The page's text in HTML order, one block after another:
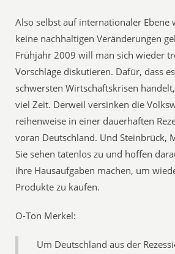
Also selbst auf internationaler Ebene
keine nachhaltigen Veränderungen
Frühjahr 2009 will man sich wieder
Vorschläge diskutieren. Dafür, dass
schwersten Wirtschaftskrisen
viel Zeit. Derweil versinken die
reihenweise in einer dauerhaften
voran Deutschland. Und Steinbrück,
Sie sehen tatenlos zu und hoffen
ihre Hausaufgaben machen, um
Produkte zu kaufen.
O-Ton Merkel:
Um Deutschland aus der